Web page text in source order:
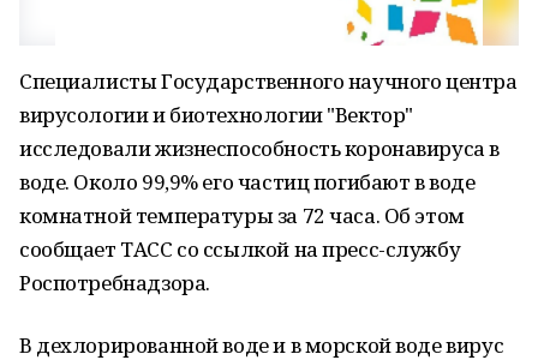
Специалисты Государственного научного центра
вирусологии и биотехнологии "Вектор"
исследовали жизнеспособность коронавируса в
воде. Около 99,9% его частиц погибают в воде
комнатной температуры за 72 часа. Об этом
сообщает ТАСС со ссылкой на пресс-службу
Роспотребнадзора.
В дехлорированной воде и в морской воде вирус